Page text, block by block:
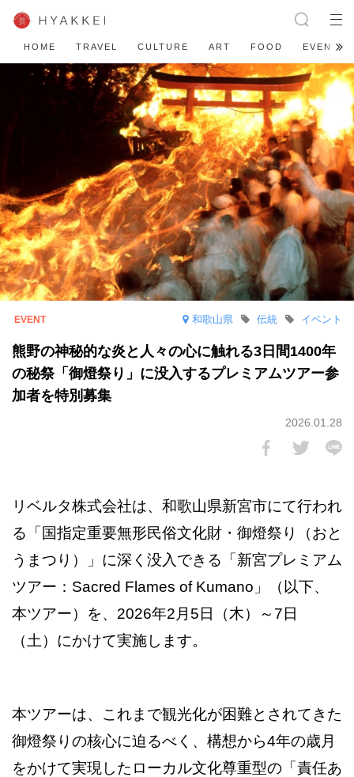
HOME TRAVEL CULTURE ART FOOD EVENT
和歌山県 イベント
伝統
熊野の神秘的な炎と人々の心に触れる3日間1400年
の秘祭「御燈祭り」に没入するプレミアムツアー参
加者を特別募集
2026.01.28
リベルタ株式会社は、和歌山県新宮市にて行われ
る「国指定重要無形民俗文化財・御燈祭り（おと
うまつり）」に深く没入できる「新宮プレミアム
ツアー：Sacred Flames of Kumano」（以下、
本ツアー）を、2026年2月5日（木）～7日
（土）にかけて実施します。
本ツアーは、これまで観光化が困難とされてきた
御燈祭りの核心に迫るべく、構想から4年の歳月
をかけて実現したローカル文化尊重型の「責任あ